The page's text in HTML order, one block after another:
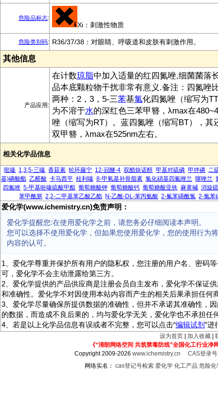
危险品标志:
Xi：刺激性物质
危险类别码: R36/37/38：对眼睛、呼吸道和皮肤有刺激作用。
其他信息
产品应用:
在计数琼脂中加入适量的红四氮唑,细菌菌落
品本底颗粒物干扰非常有意义.备注：四氮唑
两种：2，3，5-三苯基氯化四氮唑（缩写为
为不溶于水的深红色三苯甲簪，λmax在
唑（缩写为RT）。蓝四氮唑（缩写BT），其
双甲簪，λmax在525nm左右。
相关化学品信息
吡嗪 1,3,5-三嗪 香菇素 轮环藤宁 12-冠醚-4 双醋炔诺醇 甲基对硫磷 甲拌磷 二
基)磷酸酯 乙醛酸 卡马西平 桂利嗪 8-甲氧基补骨脂素 氯化硝基四氮唑兰 噻唑兰
四氮唑 5-甲基吩嗪硫酸甲酯 葡萄糖酸钾 葡萄糖酸钙 葡萄糖酸亚铁 麻黄碱 消旋
苯甲酰肼 2,2-二甲基苯乙酸乙酯 N-乙酰-DL-苯丙氨酸 2-氟苯磺酰氯 2-氯苯
爱化学(www.ichemistry.cn)免责声明：
爱化学提醒您:在使用爱化学之前，请您务必仔细阅读本声明。
您可以选择不使用爱化学，但如果您使用爱化学，您的使用行为
内容的认可。
1、爱化学尊重并保护所有用户的隐私权，您注册的用户名、密码
可，爱化学不会主动泄露给第三方。
2、爱化学提供的产品供应商是注册会员自主发布，爱化学不保证
和准确性。爱化学不对因使用本站内容而产生的相关后果承担任何
3、爱化学尽量确保所提供数据的准确性，但并不承诺其准确性，
的数据，而造成不良后果的，均与爱化学无关，爱化学也不承担任
4、若是以上化学品信息有误或者不完整，您可以点击“编辑试剂”进
设为首页 加入收藏
《“清朗网络空间 共筑禁毒防线”全国化工行业净
Copyright 2009-2026www.ichemistry.cn
CAS登录
网络实名： cas登记号检索 爱化学 化工产品 危险化